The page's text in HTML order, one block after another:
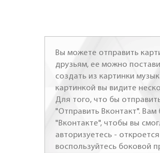
Вы можете отправить
друзьям, ее можно
создать из картинки
картинкой вы видите
Для того, что бы
"Отправить Вконтакт".
"Вконтакте", чтобы вы
авторизуетесь -
воспользуйтесь боковой